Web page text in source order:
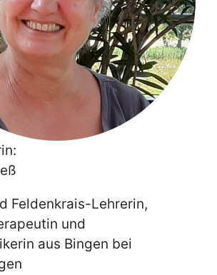
Feldenkrais-Lehrerin,
und
aus Bingen bei